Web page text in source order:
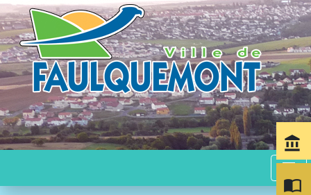
menu
account_balance
import_contacts